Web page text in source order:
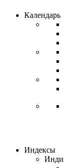
Календарь